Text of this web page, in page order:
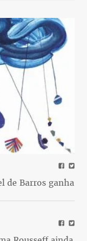
de Barros ganha